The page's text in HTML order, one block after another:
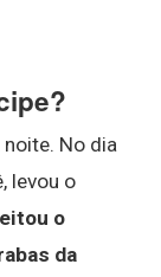
noite. No dia
levou o
o
da